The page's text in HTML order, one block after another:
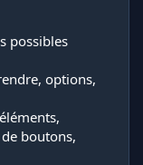
possibles
options,
boutons,